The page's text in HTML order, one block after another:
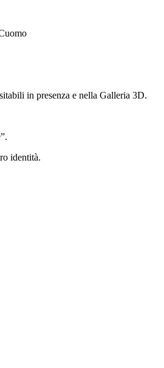
in presenza e nella Galleria 3D.
identità.